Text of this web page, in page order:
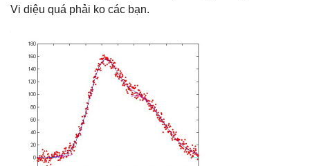
Vi diệu quá phải ko các bạn.